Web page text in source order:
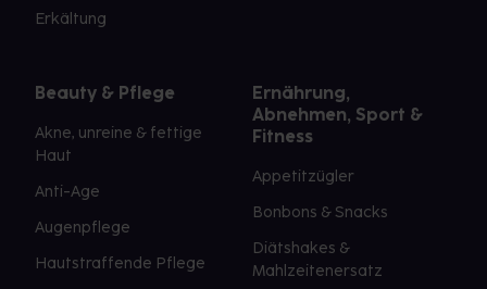
Erkältung
Beauty & Pflege
Akne, unreine & fettige
Haut
Anti-Age
Augenpflege
Hautstraffende Pflege
Ernährung,
Abnehmen, Sport &
Fitness
Appetitzügler
Bonbons & Snacks
Diätshakes &
Mahlzeitenersatz